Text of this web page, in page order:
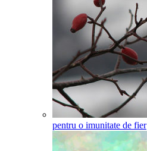
pentru o imunitate de fier